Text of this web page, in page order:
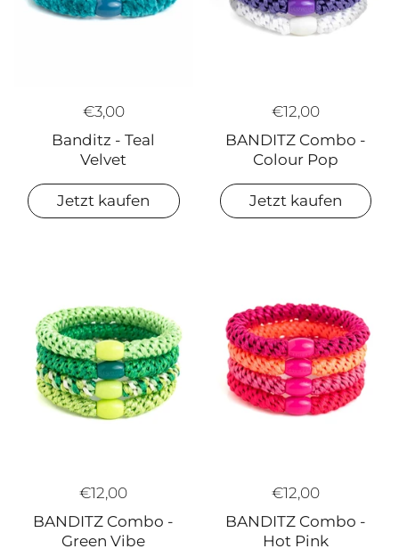
€3,00
Banditz - Teal
Velvet
Jetzt kaufen
€12,00
BANDITZ Combo -
Colour Pop
Jetzt kaufen
€12,00
BANDITZ Combo -
Green Vibe
€12,00
BANDITZ Combo -
Hot Pink